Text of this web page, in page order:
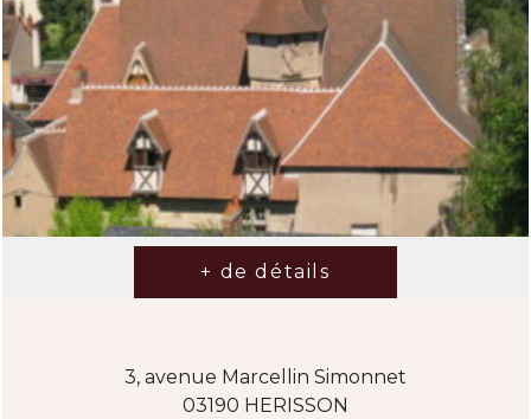
3, avenue Marcellin Simonnet
03190 HERISSON